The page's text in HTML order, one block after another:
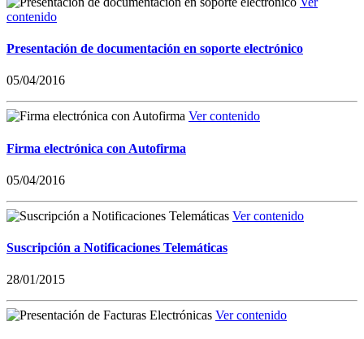
contenido
Presentación de documentación en soporte electrónico
05/04/2016
Ver contenido
Firma electrónica con Autofirma
05/04/2016
Ver contenido
Suscripción a Notificaciones Telemáticas
28/01/2015
Ver contenido